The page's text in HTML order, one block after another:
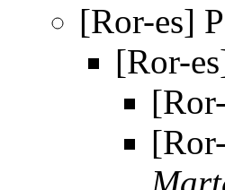
[Ror-es]
[Ror-